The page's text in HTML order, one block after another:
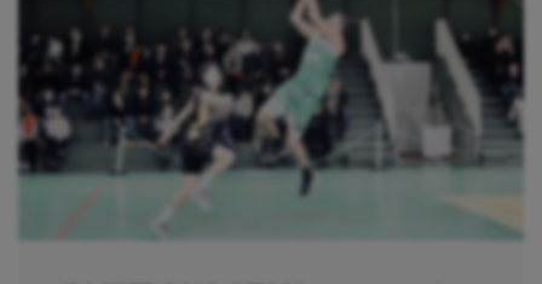
Gymnastique
Gymnastique rythmique
Haltérophilie